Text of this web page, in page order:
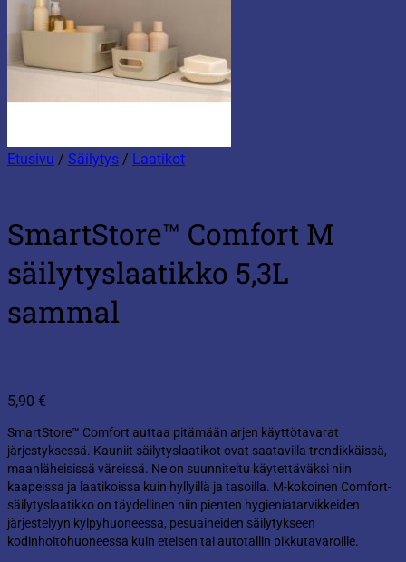
Etusivu / Säilytys / Laatikot
SmartStore™ Comfort M
säilytyslaatikko 5,3L
sammal
5,90 €
SmartStore™ Comfort auttaa pitämään arjen käyttötavarat
järjestyksessä. Kauniit säilytyslaatikot ovat saatavilla trendikkäissä,
maanläheisissä väreissä. Ne on suunniteltu käytettäväksi niin
kaapeissa ja laatikoissa kuin hyllyillä ja tasoilla. M-kokoinen Comfort-
säilytyslaatikko on täydellinen niin pienten hygieniatarvikkeiden
järjestelyyn kylpyhuoneessa, pesuaineiden säilytykseen
kodinhoitohuoneessa kuin eteisen tai autotallin pikkutavaroille.